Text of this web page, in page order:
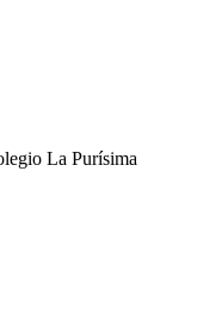
La Purísima